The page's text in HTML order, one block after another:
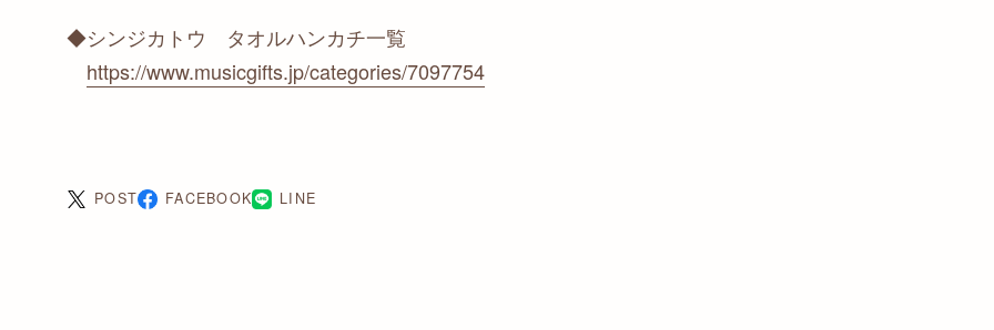
◆シンジカトウ タオルハンカチ一覧
https://www.musicgifts.jp/categories/7097754
POST FACEBOOK LINE